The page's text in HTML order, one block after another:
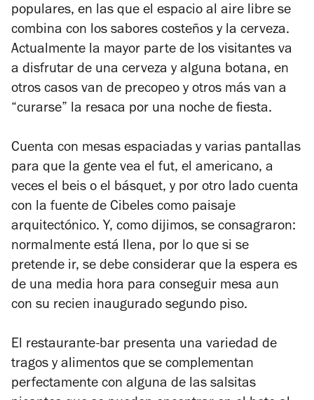
populares, en las que el espacio al aire libre se
combina con los sabores costeños y la cerveza.
Actualmente la mayor parte de los visitantes va
a disfrutar de una cerveza y alguna botana, en
otros casos van de precopeo y otros más van a
“curarse” la resaca por una noche de fiesta.
Cuenta con mesas espaciadas y varias pantallas
para que la gente vea el fut, el americano, a
veces el beis o el básquet, y por otro lado cuenta
con la fuente de Cibeles como paisaje
arquitectónico. Y, como dijimos, se consagraron:
normalmente está llena, por lo que si se
pretende ir, se debe considerar que la espera es
de una media hora para conseguir mesa aun
con su recien inaugurado segundo piso.
El restaurante-bar presenta una variedad de
tragos y alimentos que se complementan
perfectamente con alguna de las salsitas